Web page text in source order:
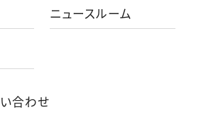
ニュースルーム
合わせ